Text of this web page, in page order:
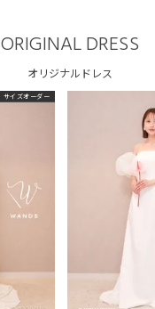
ORIGINAL DRESS
オリジナルドレス
サイズオーダー